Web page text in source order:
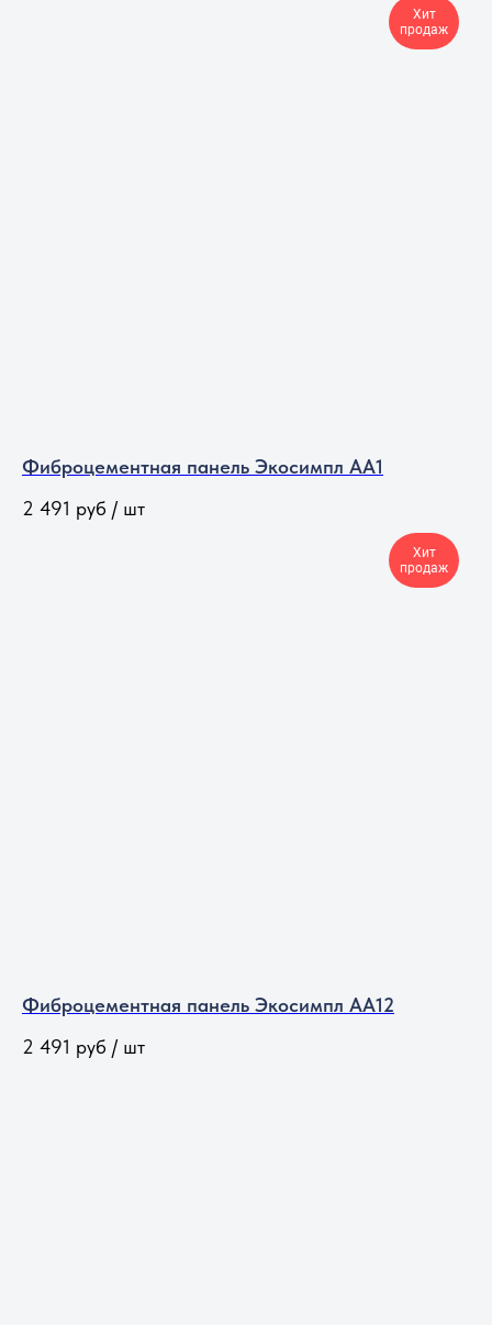
Хит
продаж
Фиброцементная панель Экосимпл АА1
2 491 руб / шт
Хит
продаж
Фиброцементная панель Экосимпл АА12
2 491 руб / шт